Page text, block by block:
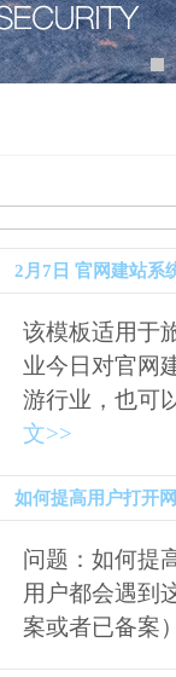
2月7日 官网建站系
该模板适用于
业今日对官网
游行业，也可
文>>
如何提高用户打开
问题：如何提
用户都会遇到
案或者已备案